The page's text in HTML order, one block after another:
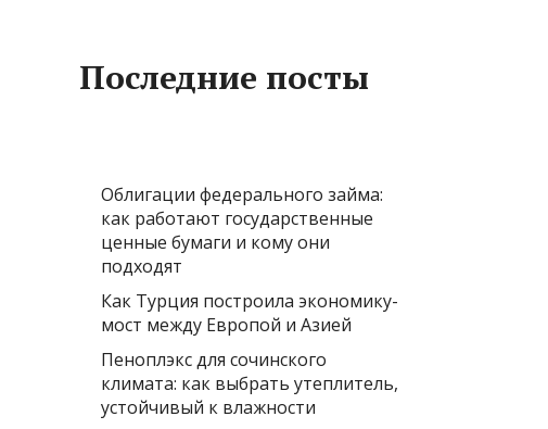
Последние посты
Облигации федерального займа:
как работают государственные
ценные бумаги и кому они
подходят
Как Турция построила экономику-
мост между Европой и Азией
Пеноплэкс для сочинского
климата: как выбрать утеплитель,
устойчивый к влажности